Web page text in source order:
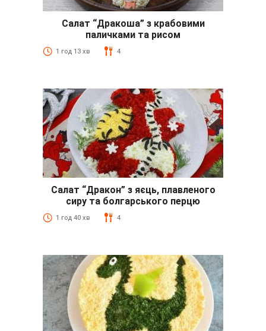
Салат “Дракоша” з крабовими
паличками та рисом
1 год 13 хв 4
Салат “Дракон” з яєць, плавленого
сиру та болгарського перцю
1 год 40 хв 4